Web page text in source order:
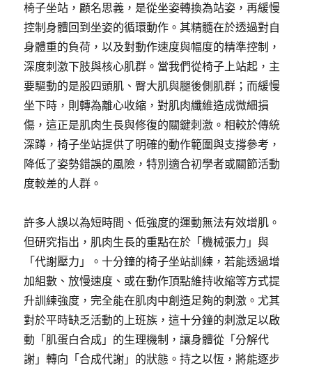
椅子坐站，顧名思義，是從坐姿轉換為站姿，再緩慢
控制身體回到坐姿的循環動作。其精髓在於透過對自
身體重的負荷，以及對動作速度與幅度的精準控制，
深度刺激下肢與核心肌群。當我們從椅子上站起，主
要驅動的是股四頭肌、臀大肌與腿後側肌群；而緩慢
坐下時，則轉為離心收縮，對肌肉纖維造成微細損
傷，這正是肌肉生長與修復的關鍵刺激。相較於傳統
深蹲，椅子坐站提供了明確的動作範圍與支撐參考，
降低了姿勢錯誤的風險，特別適合初學者或關節活動
度較差的人群。
許多人誤以為短時間、低強度的運動無法有效增肌。
但研究指出，肌肉生長的重點在於「機械張力」與
「代謝壓力」。十分鐘的椅子坐站訓練，若能透過增
加組數、放慢速度、或在動作頂點維持收縮等方式提
升訓練強度，完全能在肌肉中創造足夠的刺激。尤其
對於平時缺乏活動的上班族，這十分鐘的刺激足以啟
動「肌蛋白合成」的生理機制，讓身體從「分解代
謝」轉向「合成代謝」的狀態。持之以恆，將能逐步